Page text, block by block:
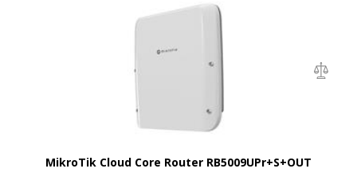
MikroTik Cloud Core Router RB5009UPr+S+OUT